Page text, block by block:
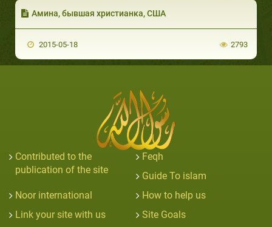
Амина, бывшая христианка, США
2015-05-18 2793
Contributed to the
publication of the site
Feqh
Guide To islam
Noor international
How to help us
Link your site with us
Site Goals